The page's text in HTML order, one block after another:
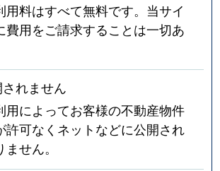
用料はすべて無料です。当サイ
費用をご請求することは一切あ
れません
用によってお客様の不動産物件
許可なくネットなどに公開され
せん。